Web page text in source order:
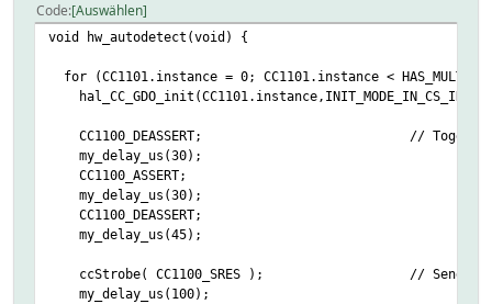
Code Auswählen
void hw_autodetect(void) {
for (CC1101.instance = 0; CC1101.instance <
hal_CC_GDO_init(CC1101.instance,INIT_MODE_IN_CS_IN);
CC1100_DEASSERT; // Toggle chip
my_delay_us(30);
CC1100_ASSERT;
my_delay_us(30);
CC1100_DEASSERT;
my_delay_us(45);
ccStrobe( CC1100_SRES ); // Send SRES
my_delay_us(100);